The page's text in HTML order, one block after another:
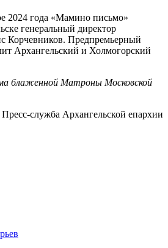
2024 года «Мамино письмо»
генеральный директор
Корчевников. Предпремьерный
Архангельский и Холмогорский
блаженной Матроны Московской
Пресс-служба Архангельской епархии